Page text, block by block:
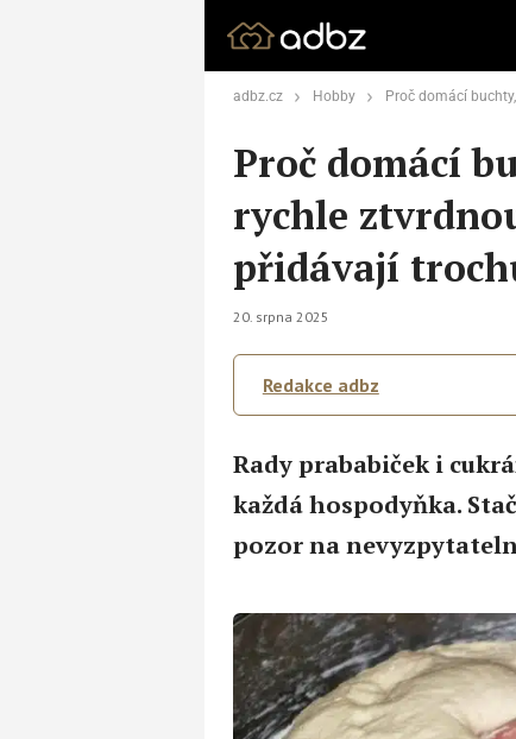
adbz.cz Hobby Proč domácí buchty, vánočka či chleba
Proč domácí
rychle
přidávají
20. srpna 2025
Redakce adbz
Rady prababiček i
každá hospodyňka.
pozor na